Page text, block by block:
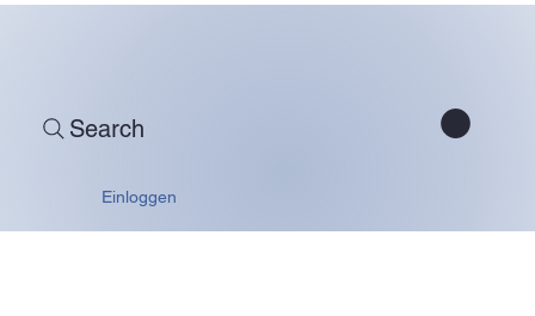
Search
Einloggen